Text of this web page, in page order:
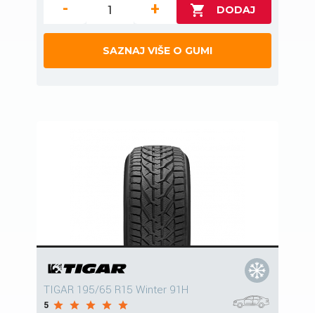
- +
SAZNAJ VIŠE O GUMI
TIGAR 195/65 R15 Winter 91H
5